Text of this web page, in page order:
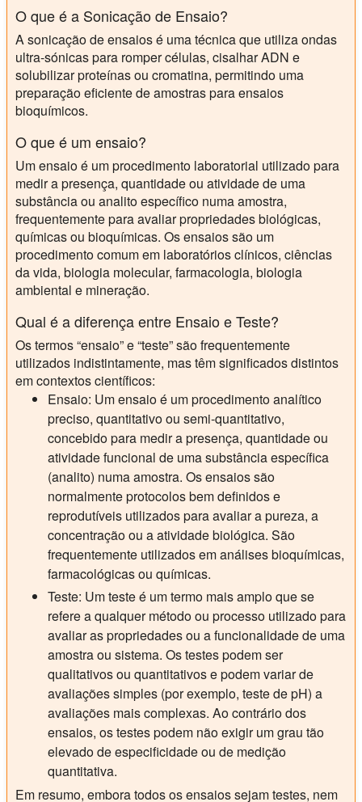
O que é a Sonicação de Ensaio?
A sonicação de ensaios é uma técnica que utiliza ondas
ultra-sónicas para romper células, cisalhar ADN e
solubilizar proteínas ou cromatina, permitindo uma
preparação eficiente de amostras para ensaios
bioquímicos.
O que é um ensaio?
Um ensaio é um procedimento laboratorial utilizado para
medir a presença, quantidade ou atividade de uma
substância ou analito específico numa amostra,
frequentemente para avaliar propriedades biológicas,
químicas ou bioquímicas. Os ensaios são um
procedimento comum em laboratórios clínicos, ciências
da vida, biologia molecular, farmacologia, biologia
ambiental e mineração.
Qual é a diferença entre Ensaio e Teste?
Os termos “ensaio” e “teste” são frequentemente
utilizados indistintamente, mas têm significados distintos
em contextos científicos:
Ensaio: Um ensaio é um procedimento analítico
preciso, quantitativo ou semi-quantitativo,
concebido para medir a presença, quantidade ou
atividade funcional de uma substância específica
(analito) numa amostra. Os ensaios são
normalmente protocolos bem definidos e
reprodutíveis utilizados para avaliar a pureza, a
concentração ou a atividade biológica. São
frequentemente utilizados em análises bioquímicas,
farmacológicas ou químicas.
Teste: Um teste é um termo mais amplo que se
refere a qualquer método ou processo utilizado para
avaliar as propriedades ou a funcionalidade de uma
amostra ou sistema. Os testes podem ser
qualitativos ou quantitativos e podem variar de
avaliações simples (por exemplo, teste de pH) a
avaliações mais complexas. Ao contrário dos
ensaios, os testes podem não exigir um grau tão
elevado de especificidade ou de medição
quantitativa.
Em resumo, embora todos os ensaios sejam testes, nem